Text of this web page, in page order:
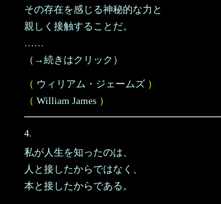
その存在を感じる神秘的な力と
親しく接触することだ。
……
（→続きはクリック）
（ ウィリアム・ジェームズ ）
（ William James ）
4.
私が人生を知ったのは、
人と接したからではなく、
本と接したからである。